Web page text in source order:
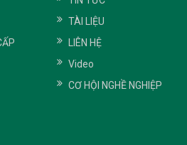
TÀI LIỆU
LIÊN HỆ
Video
CƠ HỘI NGHỀ NGHIỆP